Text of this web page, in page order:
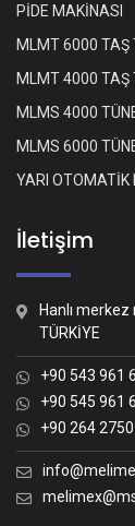
PİDE MAKİNASI
MLMT 6000 TAŞ
MLMT 4000 TAŞ
MLMS 4000
MLMS 6000
YARI OTOMATİK
İletişim
Hanlı
TÜRKİYE
+90 543 961
+90 545 961
+90 264